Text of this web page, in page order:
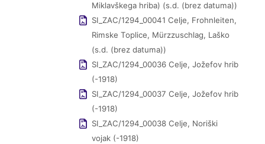
Miklavškega hriba) (s.d. (brez datuma))
SI_ZAC/1294_00041 Celje, Frohnleiten,
Rimske Toplice, Mürzzuschlag, Laško
(s.d. (brez datuma))
SI_ZAC/1294_00036 Celje, Jožefov hrib
(-1918)
SI_ZAC/1294_00037 Celje, Jožefov hrib
(-1918)
SI_ZAC/1294_00038 Celje, Noriški
vojak (-1918)